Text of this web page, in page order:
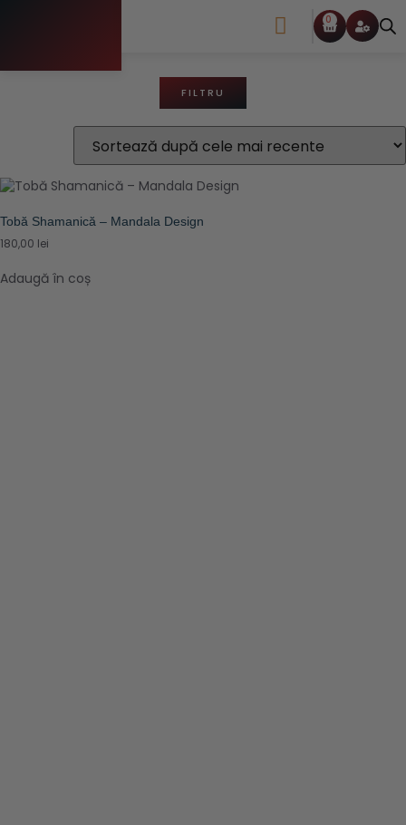
0
FILTRU
Tobă Shamanică – Mandala Design
180,00 lei
Adaugă în coș